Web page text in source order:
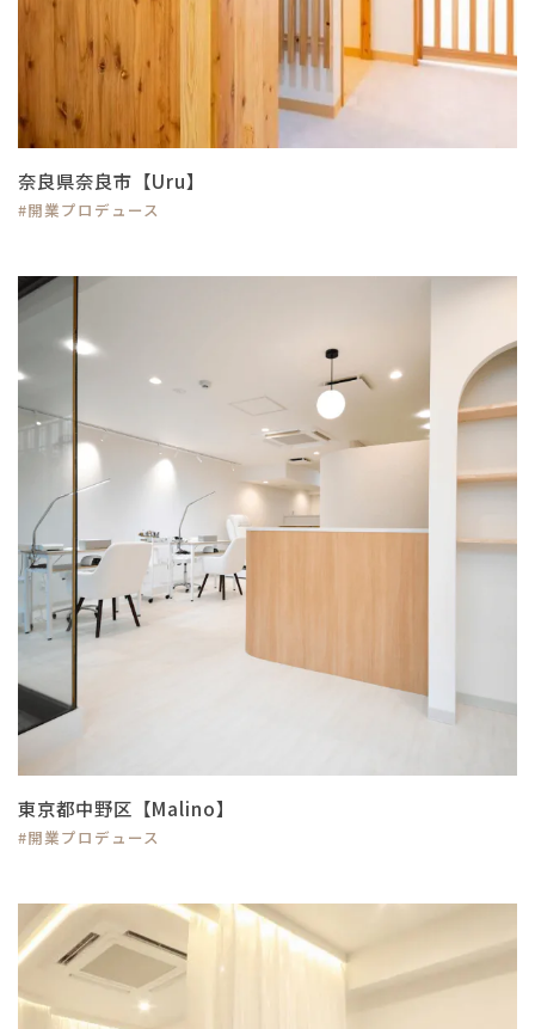
奈良県奈良市【Uru】
#開業プロデュース
東京都中野区【Malino】
#開業プロデュース